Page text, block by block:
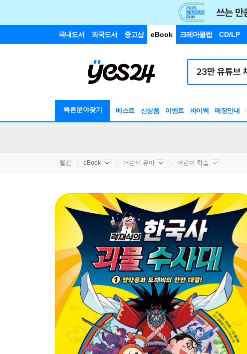
국내도서 외국도서 중고샵 eBook 크레마클럽 CD/LP
빠른분야찾기 베스트 신상품 이벤트 바이백 매장안내
웰컴 eBook 어린이 유아 어린이 학습